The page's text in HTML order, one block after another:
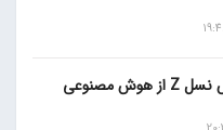
تقریباً تمام کارکنان دانش نسل Z از هوش مصنوعی